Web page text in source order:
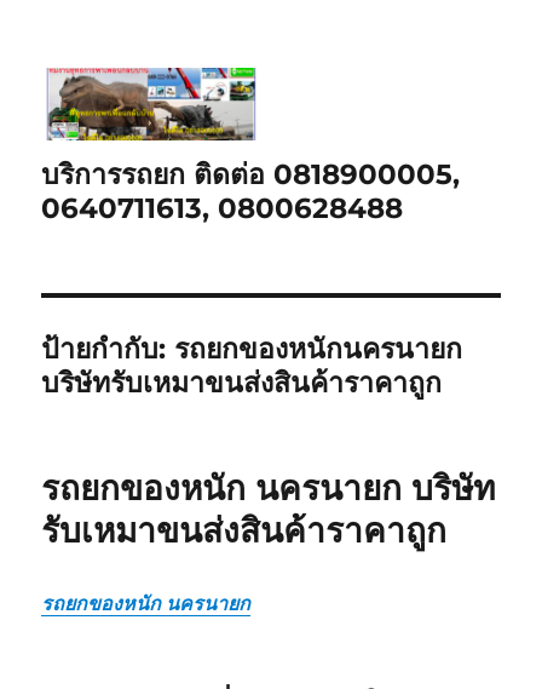
บริการรถยก ติดต่อ 0818900005,
0640711613, 0800628488
ป้ายกำกับ: รถยกของหนักนครนายก
บริษัทรับเหมาขนส่งสินค้าราคาถูก
รถยกของหนัก นครนายก บริษัท
รับเหมาขนส่งสินค้าราคาถูก
รถยกของหนัก นครนายก